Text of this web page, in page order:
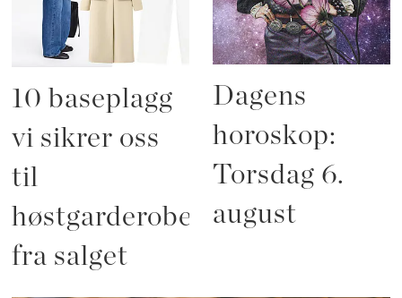
10 baseplagg
vi sikrer oss
til
høstgarderoben
fra salget
Dagens
horoskop:
Torsdag 6.
august